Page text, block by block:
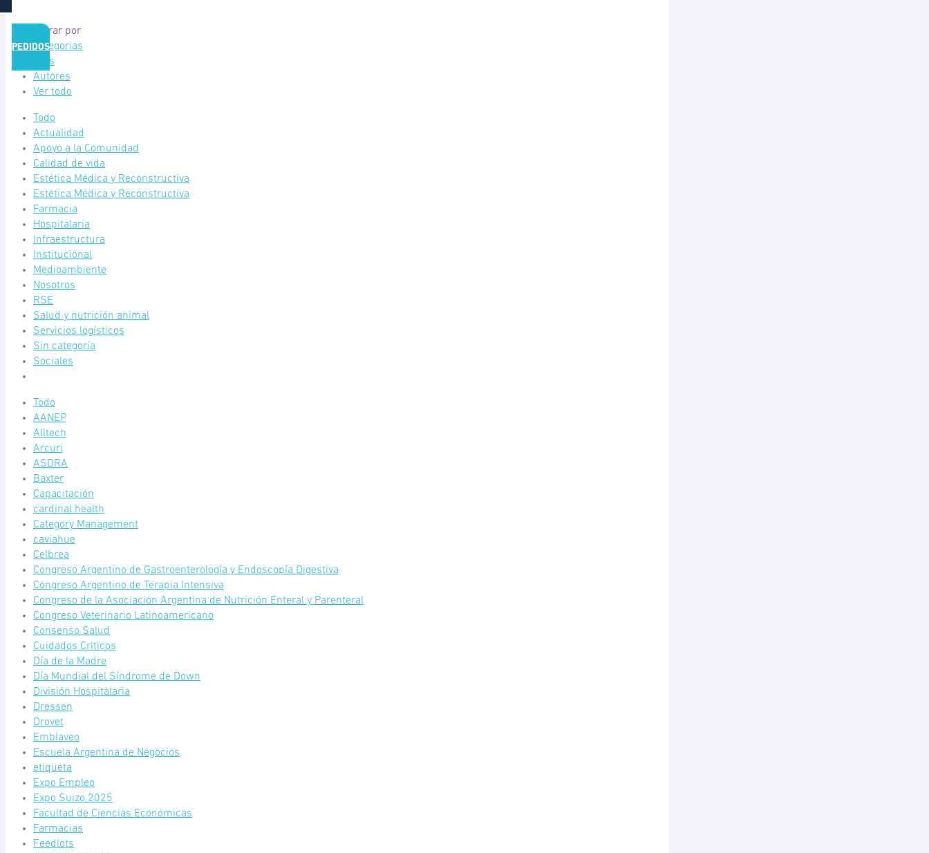
PEDIDOS
Filtrar por
Categorias
Tags
Autores
Ver todo
Todo
Actualidad
Apoyo a la Comunidad
Calidad de vida
Estética Médica y Reconstructiva
Estética Médica y Reconstructiva
Farmacia
Hospitalaria
Infraestructura
Institucional
Medioambiente
Nosotros
RSE
Salud y nutrición animal
Servicios logísticos
Sin categoría
Sociales
Todo
AANEP
Alltech
Arcuri
ASDRA
Baxter
Capacitación
cardinal health
Category Management
caviahue
Celbrea
Congreso Argentino de Gastroenterología y Endoscopía Digestiva
Congreso Argentino de Terapia Intensiva
Congreso de la Asociación Argentina de Nutrición Enteral y Parenteral
Congreso Veterinario Latinoamericano
Consenso Salud
Cuidados Criticos
Día de la Madre
Día Mundial del Síndrome de Down
División Hospitalaria
Dressen
Drovet
Emblaveo
Escuela Argentina de Negocios
etiqueta
Expo Empleo
Expo Suizo 2025
Facultad de Ciencias Económicas
Farmacias
Feedlots